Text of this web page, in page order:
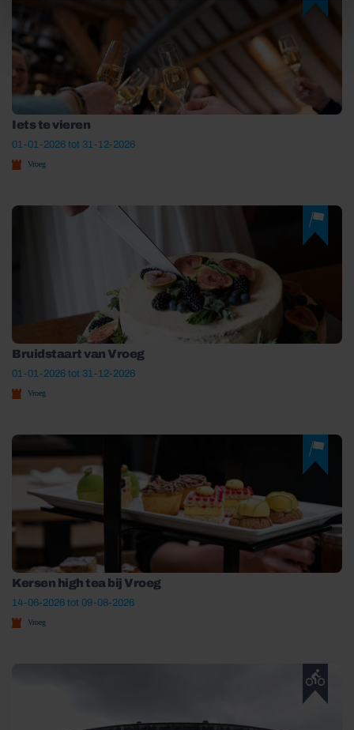
Iets te vieren
01-01-2026 tot 31-12-2026
Vroeg
Bruidstaart van Vroeg
01-01-2026 tot 31-12-2026
Vroeg
Kersen high tea bij Vroeg
14-06-2026 tot 09-08-2026
Vroeg